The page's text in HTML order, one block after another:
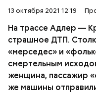
13 октября 2021 12:19
На трассе Адлер —
страшное ДТП.
«мерседес» и
смертельным
женщина, пассажир
же машины
конечно, пишут
Казалось бы, осуждая
Собчак». А на деле
участием медийного